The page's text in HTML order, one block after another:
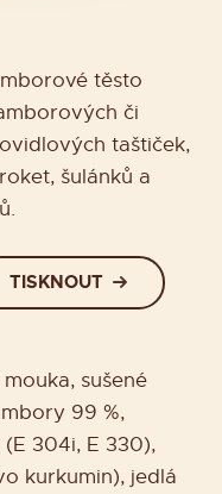
těsto
či
taštiček,
šulánků a
TISKNOUT
sušené
99 %,
304i, E 330),
kurkumin), jedlá